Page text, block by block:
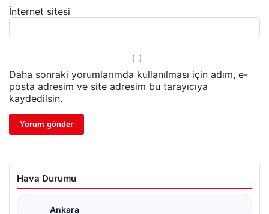
İnternet sitesi
Daha sonraki yorumlarımda kullanılması için adım, e-
posta adresim ve site adresim bu tarayıcıya
kaydedilsin.
Hava Durumu
Ankara